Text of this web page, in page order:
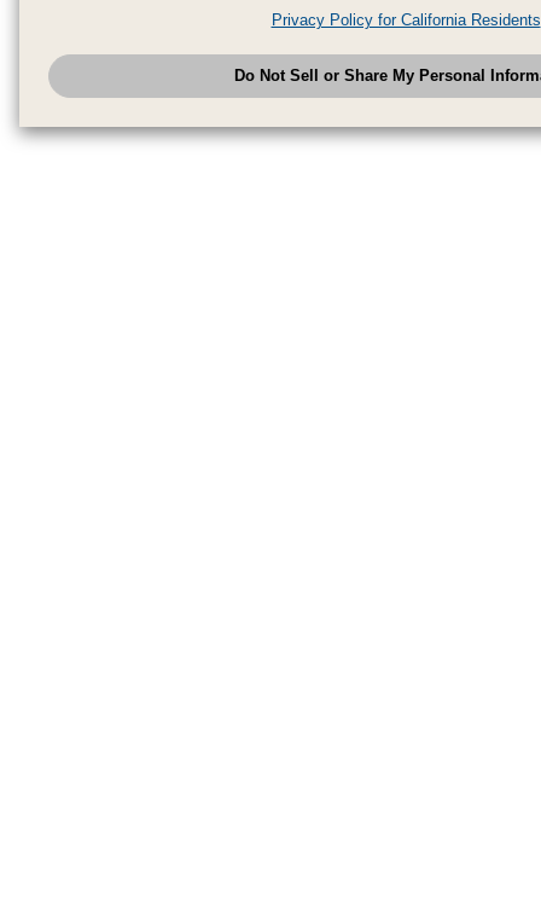
have provided to them or that they have collected from your use of their
analyze and optimize advertisements delivered to you by businesses
have the right to opt out of sale or share of your personal information by
to exercise your right. If we have detected an opt-out
honored.Change your sell or share preference
Privacy Policy for California Residents
Do Not Sell or Share My Personal